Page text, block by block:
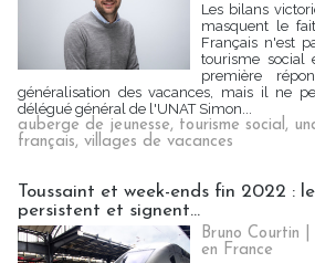
Les bilans
masquent le
Français n'est
tourisme social
première
généralisation des vacances, mais il ne
délégué général de l'UNAT Simon...
auberge de jeunesse, tourisme social,
français, villages de vacances
Toussaint et week-ends fin 2022 :
persistent et signent...
Bruno Courtin |
en France